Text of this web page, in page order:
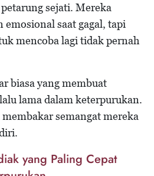
sejati. Mereka
saat gagal, tapi
mencoba lagi tidak pernah
biasa yang membuat
lama dalam keterpurukan.
semangat mereka
yang Paling Cepat